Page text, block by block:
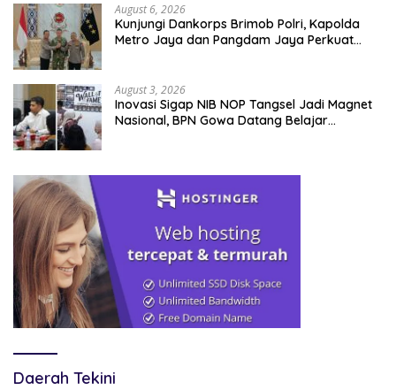
August 6, 2026
Kunjungi Dankorps Brimob Polri, Kapolda
Metro Jaya dan Pangdam Jaya Perkuat
August 3, 2026
Inovasi Sigap NIB NOP Tangsel Jadi Magnet
Nasional, BPN Gowa Datang Belajar
Daerah Tekini